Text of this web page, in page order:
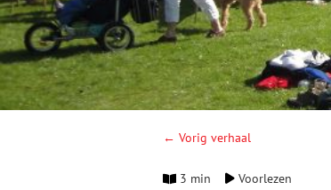
← Vorig verhaal
3 min Voorlezen